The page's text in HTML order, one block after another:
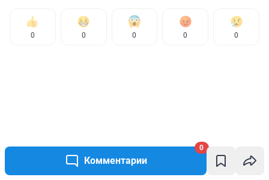
Комментарии
0
0 0 0 0 0